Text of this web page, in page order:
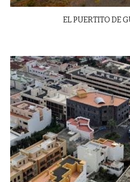
EL PUERTITO DE